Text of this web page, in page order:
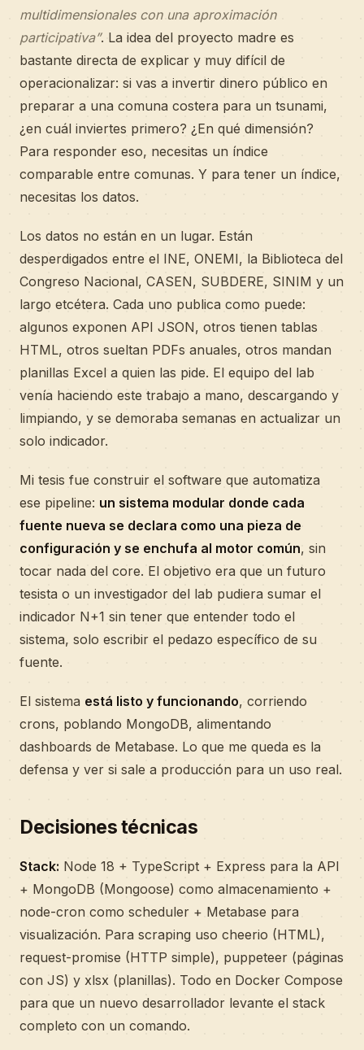
multidimensionales con una aproximación
participativa”. La idea del proyecto madre es
bastante directa de explicar y muy difícil de
operacionalizar: si vas a invertir dinero público en
preparar a una comuna costera para un tsunami,
¿en cuál inviertes primero? ¿En qué dimensión?
Para responder eso, necesitas un índice
comparable entre comunas. Y para tener un índice,
necesitas los datos.
Los datos no están en un lugar. Están
desperdigados entre el INE, ONEMI, la Biblioteca del
Congreso Nacional, CASEN, SUBDERE, SINIM y un
largo etcétera. Cada uno publica como puede:
algunos exponen API JSON, otros tienen tablas
HTML, otros sueltan PDFs anuales, otros mandan
planillas Excel a quien las pide. El equipo del lab
venía haciendo este trabajo a mano, descargando y
limpiando, y se demoraba semanas en actualizar un
solo indicador.
Mi tesis fue construir el software que automatiza
ese pipeline: un sistema modular donde cada
fuente nueva se declara como una pieza de
configuración y se enchufa al motor común, sin
tocar nada del core. El objetivo era que un futuro
tesista o un investigador del lab pudiera sumar el
indicador N+1 sin tener que entender todo el
sistema, solo escribir el pedazo específico de su
fuente.
El sistema está listo y funcionando, corriendo
crons, poblando MongoDB, alimentando
dashboards de Metabase. Lo que me queda es la
defensa y ver si sale a producción para un uso real.
Decisiones técnicas
Stack: Node 18 + TypeScript + Express para la API
+ MongoDB (Mongoose) como almacenamiento +
node-cron como scheduler + Metabase para
visualización. Para scraping uso cheerio (HTML),
request-promise (HTTP simple), puppeteer (páginas
con JS) y xlsx (planillas). Todo en Docker Compose
para que un nuevo desarrollador levante el stack
completo con un comando.